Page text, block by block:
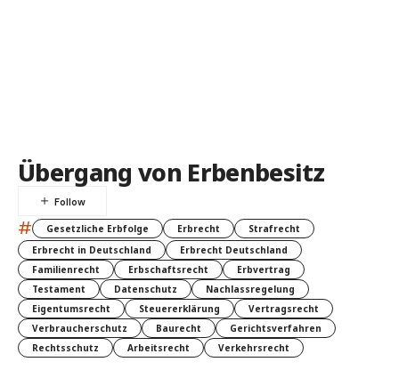
Übergang von Erbenbesitz
# Gesetzliche Erbfolge Erbrecht
Strafrecht
Erbrecht in Deutschland
Erbrecht Deutschland
Familienrecht
Erbschaftsrecht
Erbvertrag
Testament
Datenschutz
Nachlassregelung
Eigentumsrecht
Steuererklärung
Vertragsrecht
Verbraucherschutz
Baurecht
Gerichtsverfahren
Rechtsschutz
Arbeitsrecht Verkehrsrecht